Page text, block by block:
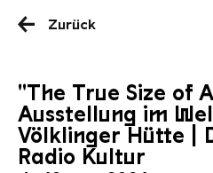
Zurück
"The True Size of
Ausstellung im
Völklinger Hütte |
Radio Kultur